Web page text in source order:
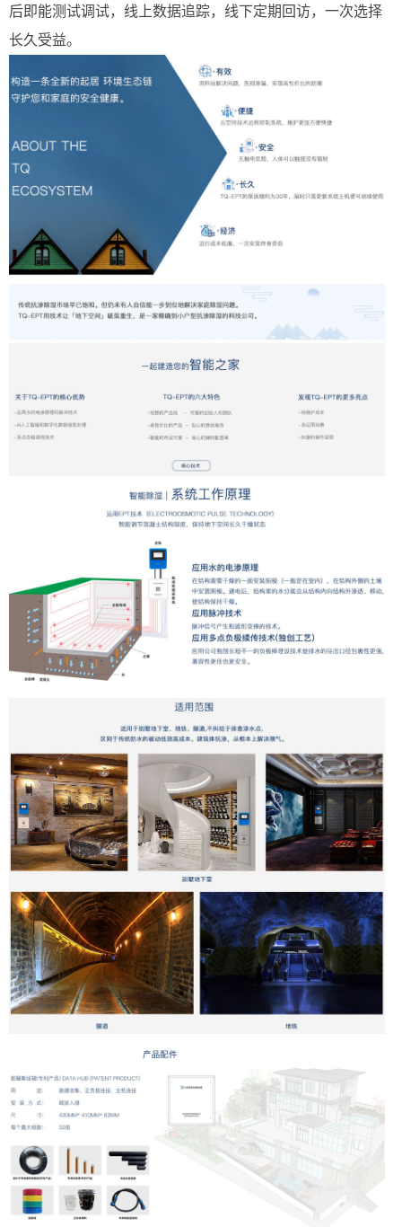
后即能测试调试，线上数据追踪，线下定期回访，一次选择
长久受益。